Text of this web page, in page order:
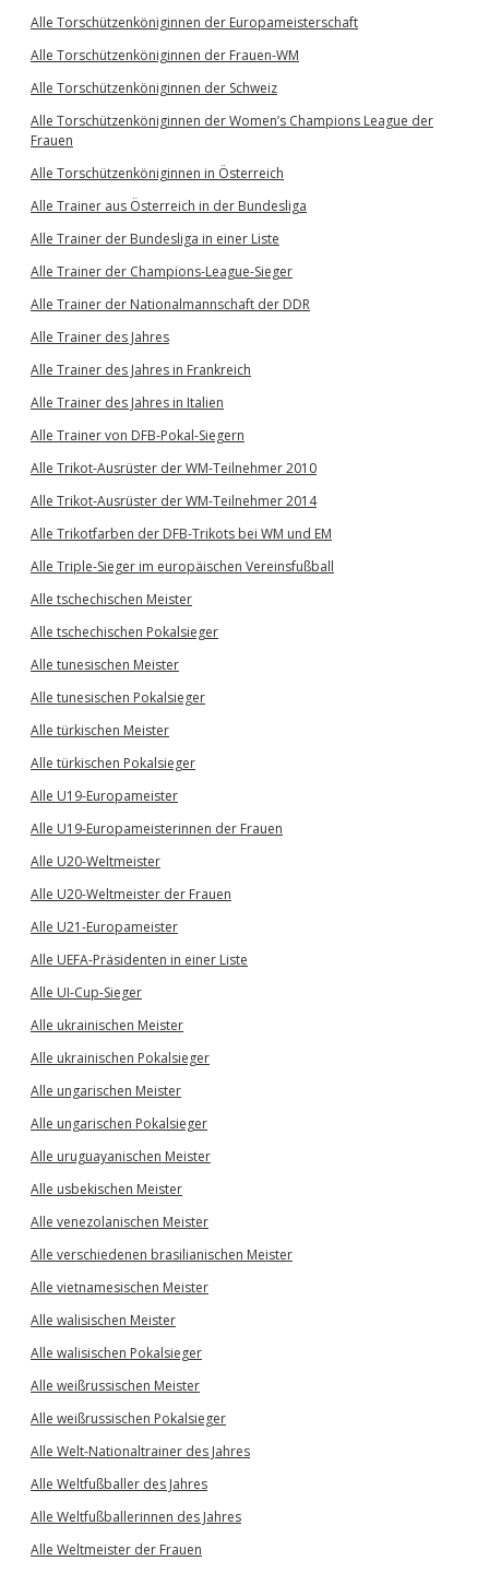
Alle Torschützenköniginnen der Europameisterschaft
Alle Torschützenköniginnen der Frauen-WM
Alle Torschützenköniginnen der Schweiz
Alle Torschützenköniginnen der Women’s Champions League der
Frauen
Alle Torschützenköniginnen in Österreich
Alle Trainer aus Österreich in der Bundesliga
Alle Trainer der Bundesliga in einer Liste
Alle Trainer der Champions-League-Sieger
Alle Trainer der Nationalmannschaft der DDR
Alle Trainer des Jahres
Alle Trainer des Jahres in Frankreich
Alle Trainer des Jahres in Italien
Alle Trainer von DFB-Pokal-Siegern
Alle Trikot-Ausrüster der WM-Teilnehmer 2010
Alle Trikot-Ausrüster der WM-Teilnehmer 2014
Alle Trikotfarben der DFB-Trikots bei WM und EM
Alle Triple-Sieger im europäischen Vereinsfußball
Alle tschechischen Meister
Alle tschechischen Pokalsieger
Alle tunesischen Meister
Alle tunesischen Pokalsieger
Alle türkischen Meister
Alle türkischen Pokalsieger
Alle U19-Europameister
Alle U19-Europameisterinnen der Frauen
Alle U20-Weltmeister
Alle U20-Weltmeister der Frauen
Alle U21-Europameister
Alle UEFA-Präsidenten in einer Liste
Alle UI-Cup-Sieger
Alle ukrainischen Meister
Alle ukrainischen Pokalsieger
Alle ungarischen Meister
Alle ungarischen Pokalsieger
Alle uruguayanischen Meister
Alle usbekischen Meister
Alle venezolanischen Meister
Alle verschiedenen brasilianischen Meister
Alle vietnamesischen Meister
Alle walisischen Meister
Alle walisischen Pokalsieger
Alle weißrussischen Meister
Alle weißrussischen Pokalsieger
Alle Welt-Nationaltrainer des Jahres
Alle Weltfußballer des Jahres
Alle Weltfußballerinnen des Jahres
Alle Weltmeister der Frauen